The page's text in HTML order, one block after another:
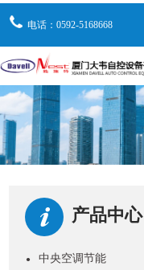
电话：0592-5168668
产品中心
●
中央空调节能